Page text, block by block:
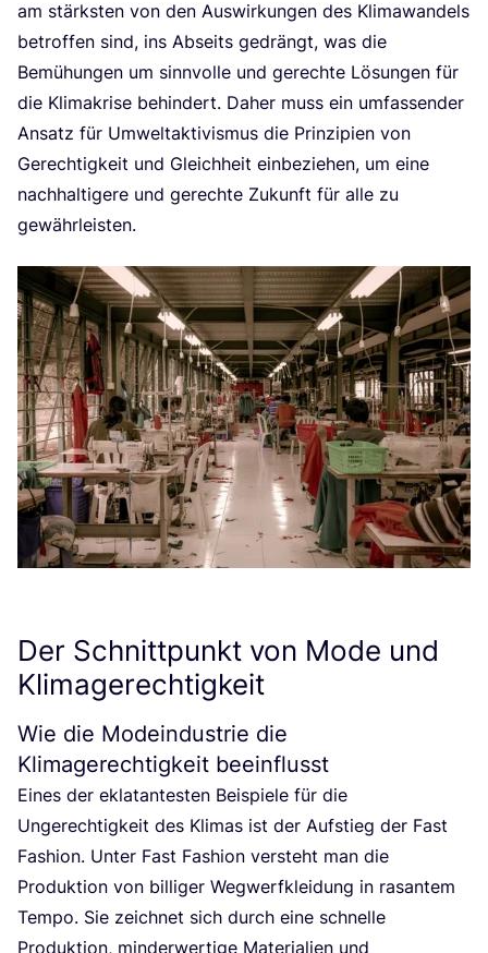
am stärks­ten von den Aus­wir­kun­gen des Kli­ma­wan­dels
betrof­fen sind, ins Abseits gedrängt, was die
Bemü­hun­gen um sinn­vol­le und gerech­te Lösun­gen für
die Kli­ma­kri­se behin­dert. Daher muss ein umfas­sen­der
Ansatz für Umwelt­ak­ti­vis­mus die Prin­zi­pi­en von
Gerech­tig­keit und Gleich­heit ein­be­zie­hen, um eine
nach­hal­ti­ge­re und gerech­te Zukunft für alle zu
gewährleisten.
Der Schnittpunkt von Mode und
Klimagerechtigkeit
Wie die Modeindustrie die
Klimagerechtigkeit beeinflusst
Eines der ekla­tan­tes­ten Bei­spie­le für die
Unge­rech­tig­keit des Kli­mas ist der Auf­stieg der Fast
Fashion. Unter Fast Fashion ver­steht man die
Pro­duk­ti­on von bil­li­ger Weg­werf­klei­dung in rasan­tem
Tem­po. Sie zeich­net sich durch eine schnel­le
Pro­duk­ti­on, min­der­wer­ti­ge Mate­ria­li­en und